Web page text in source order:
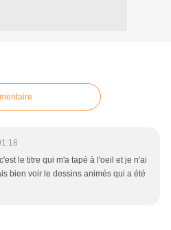
le titre qui m'a tapé à l'oeil et je n'ai
bien voir le dessins animés qui a été